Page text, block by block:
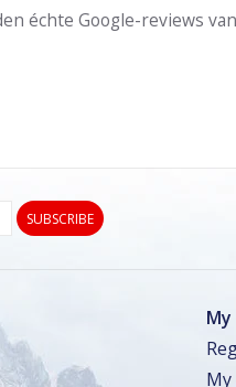
échte Google-reviews
SUBSCRIBE